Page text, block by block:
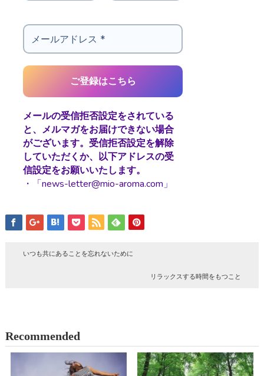
メールの受信拒否設定をされている
と、メルマガをお届けできない場合
がございます。受信拒否設定を解除
していただくか、以下アドレスの受
信設定をお願いいたします。
・「news-letter@mio-aroma.com」
いつも共にあることを忘れないために
リラックスする時間をもつこと
Recommended